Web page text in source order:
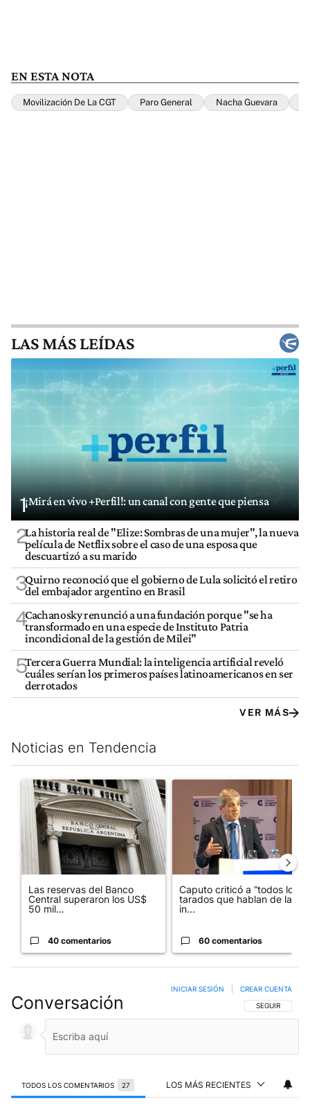
EN ESTA NOTA
Movilización De La CGT Paro General Nacha Guevara
LAS MÁS LEÍDAS
1¡Mirá en vivo +Perfil!: un canal con gente que piensa
2La historia real de "Elize: Sombras de una mujer", la nueva
película de Netflix sobre el caso de una esposa que
descuartizó a su marido
3Quirno reconoció que el gobierno de Lula solicitó el retiro
del embajador argentino en Brasil
4Cachanosky renunció a una fundación porque "se ha
transformado en una especie de Instituto Patria
incondicional de la gestión de Milei"
5Tercera Guerra Mundial: la inteligencia artificial reveló
cuáles serían los primeros países latinoamericanos en ser
derrotados
VER MÁS
Noticias en Tendencia
Este listado muestra los artículos con más comentarios en los
Un artículo de tendencia con el título "Las reservas del Banco
Las reservas del Banco
Central superaron los US$
50 mil...
40 comentarios
Un artículo de tendencia con
Caputo criticó a “todos los
tarados que hablan de la
in...
60 comentarios
Conversación SIGA ESTA
SEGUIR
INICIAR SESIÓN CREAR CUENTA
TODOS LOS COMENTARIOS 27 LOS MÁS RECIENTES